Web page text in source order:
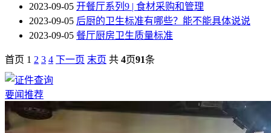
2023-09-05 开餐厅系列9 | 食材采购和管理
2023-09-05 后厨的卫生标准有哪些？能不能具体说说
2023-09-05 餐厅厨房卫生质量标准
首页 1 2 3 4 下一页 末页 共 4页91条
要闻推荐